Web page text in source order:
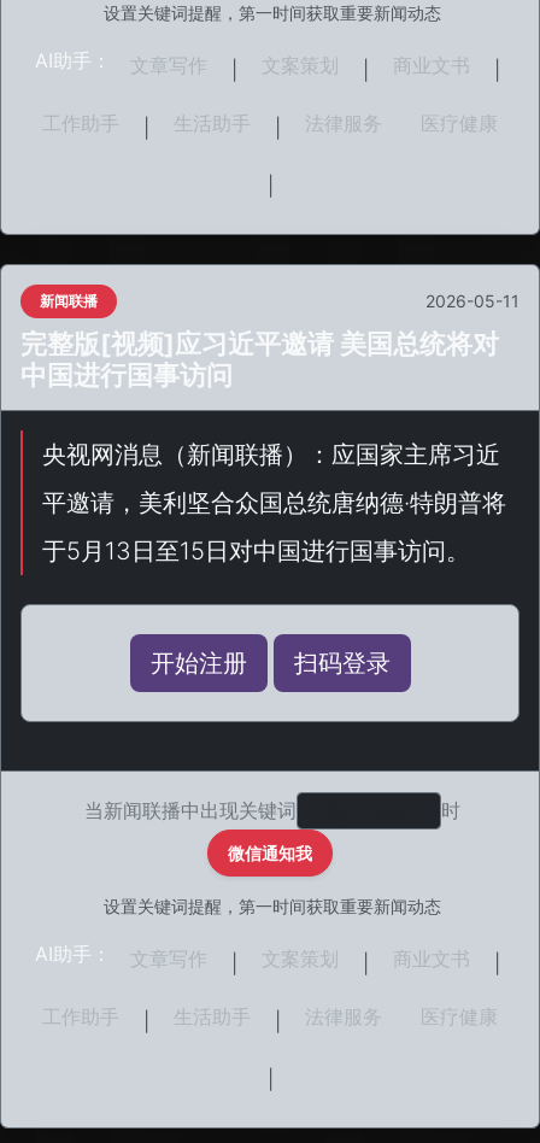
设置关键词提醒，第一时间获取重要新闻动态
AI助手： 文章写作 文案策划 商业文书
工作助手 生活助手 法律服务 医疗健康
新闻联播 2026-05-11
完整版[视频]应习近平邀请 美国总统将对
中国进行国事访问
央视网消息（新闻联播）：应国家主席习近
平邀请，美利坚合众国总统唐纳德·特朗普将
于5月13日至15日对中国进行国事访问。
开始注册 扫码登录
当新闻联播中出现关键词 时
微信通知我
设置关键词提醒，第一时间获取重要新闻动态
AI助手： 文章写作 文案策划 商业文书
工作助手 生活助手 法律服务 医疗健康